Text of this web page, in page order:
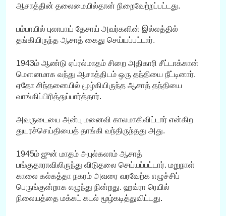
ஆசாத்தின் தலைமையில்தான் நிறைவேற்றப்பட்டது.
பம்பாயில் புலாபாய் தேசாய் அவர்களின் இல்லத்தில்
தங்கியிருந்த ஆசாத் கைது செய்யப்பட்டார்.
1943ம் ஆண்டு ஏப்ரல்மாதம் சிறை அதிகாரி சீட்டாக்கான்
மௌனமாக வந்து ஆசாத்திடம் ஒரு தந்தியை நீட்டினார்.
ஏதோ சிந்தனையில் மூழ்கியிருந்த ஆசாத் தந்தியை
வாங்கிப்பிரித்துப்பார்த்தார்.
அவருடையை அன்பு மனைவி காலமாகிவிட்டார் என்கிற
துயரச்செய்தியைத் தாங்கி வந்திருந்தது அது.
1945ம் ஜுன் மாதம் அபுல்கலாம் ஆசாத்
பங்குதாராவிலிருந்து விடுதலை செய்யப்பட்டார். மறுநாள்
காலை கல்கத்தா நகரம் அவரை வரவேற்க எழுச்சிப்
பெருங்குன்றாக எழுந்து நின்றது. ஹவ்ரா ரெயில்
நிலையத்தை மக்கட் கடல் மூழ்கடித்துவிட்டது.